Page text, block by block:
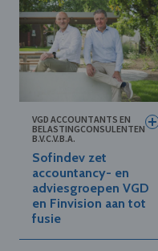
VGD ACCOUNTANTS EN
BELASTINGCONSULENTEN
B.V.C.V.B.A.
Sofindev zet
accountancy- en
adviesgroepen VGD
en Finvision aan tot
fusie